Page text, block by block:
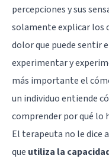
percepciones y sus
solamente explicar los
dolor que puede sentir
experimentar y
más importante el
un individuo entiende
comprender por qué lo
El terapeuta no le dice
que utiliza la